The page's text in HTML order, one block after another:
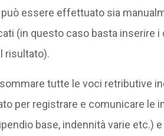
può essere effettuato sia
(in questo caso basta inserire
risultato).
tutte le voci retributive
per registrare e comunicare le
base, indennità varie etc.)